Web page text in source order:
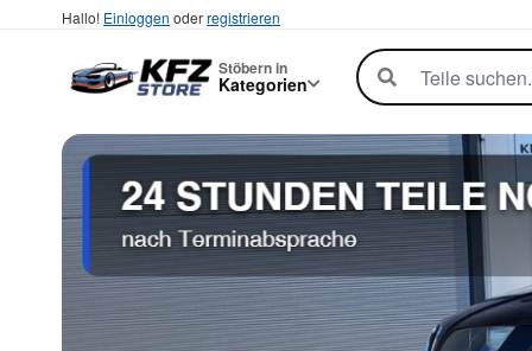
Hallo! Einloggen oderregistrieren
Stöbern in
Kategorien